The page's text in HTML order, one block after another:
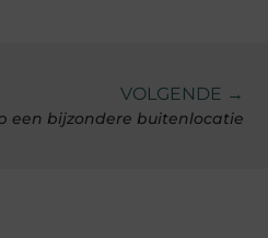
VOLGENDE →
een bijzondere buitenlocatie